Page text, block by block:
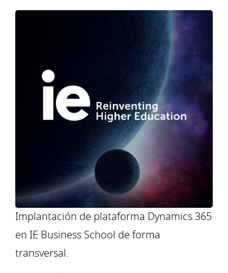
Implantación de plataforma Dynamics 365
en IE Business School de forma
transversal.